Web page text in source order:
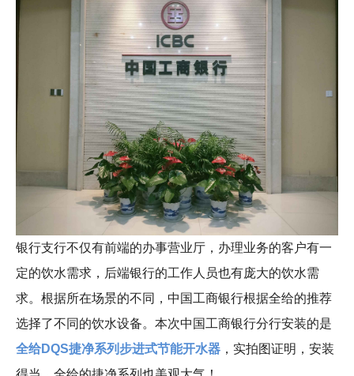
银行支行不仅有前端的办事营业厅，办理业务的客户有一
定的饮水需求，后端银行的工作人员也有庞大的饮水需
求。根据所在场景的不同，中国工商银行根据全给的推荐
选择了不同的饮水设备。本次中国工商银行分行安装的是
全给DQS捷净系列步进式节能开水器 ，实拍图证明，安装